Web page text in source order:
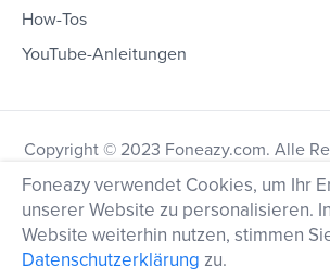
How-Tos
YouTube-Anleitungen
Copyright © 2023 Foneazy.com. Alle
Foneazy verwendet Cookies, um Ihr
unserer Website zu personalisieren.
Website weiterhin nutzen, stimmen
Datenschutzerklärung zu.